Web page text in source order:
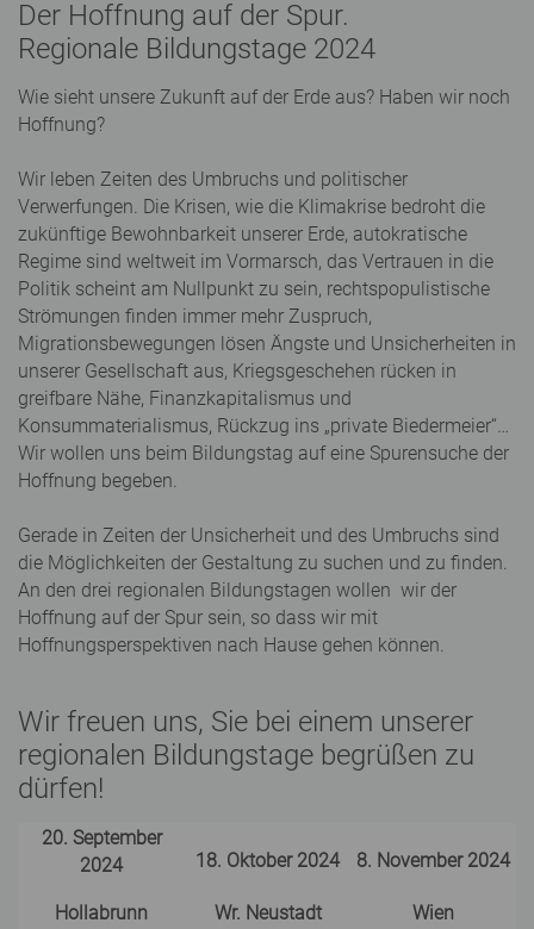
Der Hoffnung auf der Spur.
Regionale Bildungstage 2024
Wie sieht unsere Zukunft auf der Erde aus? Haben wir noch
Hoffnung?
Wir leben Zeiten des Umbruchs und politischer
Verwerfungen. Die Krisen, wie die Klimakrise bedroht die
zukünftige Bewohnbarkeit unserer Erde, autokratische
Regime sind weltweit im Vormarsch, das Vertrauen in die
Politik scheint am Nullpunkt zu sein, rechtspopulistische
Strömungen finden immer mehr Zuspruch,
Migrationsbewegungen lösen Ängste und Unsicherheiten in
unserer Gesellschaft aus, Kriegsgeschehen rücken in
greifbare Nähe, Finanzkapitalismus und
Konsummaterialismus, Rückzug ins „private Biedermeier“…
Wir wollen uns beim Bildungstag auf eine Spurensuche der
Hoffnung begeben.
Gerade in Zeiten der Unsicherheit und des Umbruchs sind
die Möglichkeiten der Gestaltung zu suchen und zu finden.
An den drei regionalen Bildungstagen wollen wir der
Hoffnung auf der Spur sein, so dass wir mit
Hoffnungsperspektiven nach Hause gehen können.
Wir freuen uns, Sie bei einem unserer
regionalen Bildungstage begrüßen zu
dürfen!
20. September
2024
18. Oktober 2024 8. November 2024
Hollabrunn Wr. Neustadt
Wien